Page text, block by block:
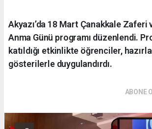
Akyazı’da 18 Mart Çanakkale Zaferi
Anma Günü programı düzenlendi.
katıldığı etkinlikte öğrenciler,
gösterilerle duygulandırdı.
ABONE